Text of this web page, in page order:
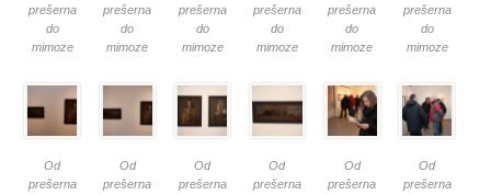
prešerna
do
mimoze
prešerna
do
mimoze
prešerna
do
mimoze
prešerna
do
mimoze
prešerna
do
mimoze
prešerna
do
mimoze
Od
prešerna
Od
prešerna
Od
prešerna
Od
prešerna
Od
prešerna
Od
prešerna